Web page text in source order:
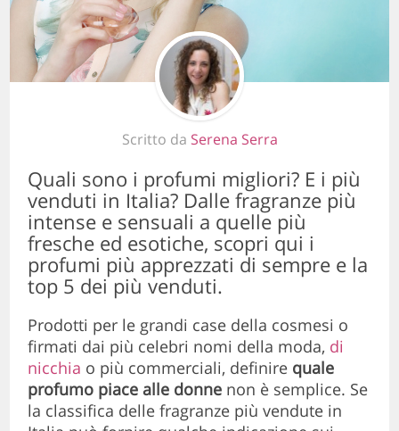
Scritto da Serena Serra
Quali sono i profumi migliori? E i più
venduti in Italia? Dalle fragranze più
intense e sensuali a quelle più
fresche ed esotiche, scopri qui i
profumi più apprezzati di sempre e la
top 5 dei più venduti.
Prodotti per le grandi case della cosmesi o
firmati dai più celebri nomi della moda, di
nicchia o più commerciali, definire quale
profumo piace alle donne non è semplice. Se
la classifica delle fragranze più vendute in